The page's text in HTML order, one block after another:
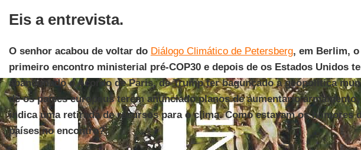
Eis a entrevista.
O senhor acabou de voltar do Diálogo Climático de Petersberg, em Berlim, o
primeiro encontro ministerial pré-COP30 e depois de os Estados Unidos
abandonado o Acordo de Paris, de Trump ter bagunçado a geopolítica
de os países europeus terem anunciado planos de aumentar o
indica uma retirada de recursos para o clima. Como estavam os humores
países no encontro?